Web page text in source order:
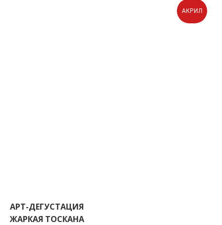
АКРИЛ
АРТ-ДЕГУСТАЦИЯ
ЖАРКАЯ ТОСКАНА